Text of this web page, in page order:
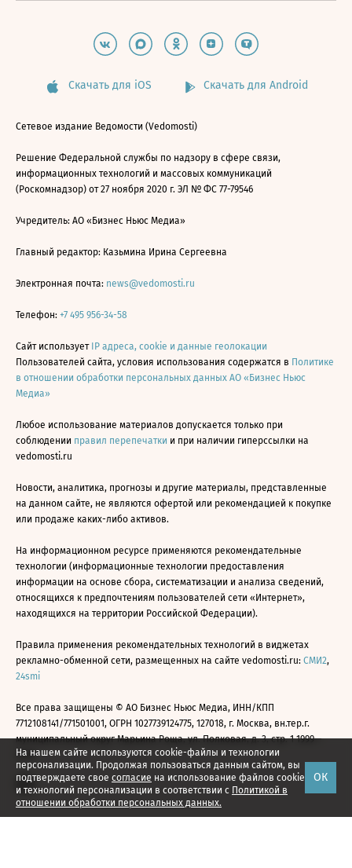
На нашем сайте используются cookie-файлы и технологии
персонализации. Продолжая пользоваться данным сайтом, вы
подтверждаете свое согласие на использование файлов cookie
и технологий персонализации в соответствии с Политикой в
отношении обработки персональных данных.
ОК
Скачать для iOS Скачать для Android
Сетевое издание Ведомости (Vedomosti)
Решение Федеральной службы по надзору в сфере связи,
информационных технологий и массовых коммуникаций
(Роскомнадзор) от 27 ноября 2020 г. ЭЛ № ФС 77-79546
Учредитель: АО «Бизнес Ньюс Медиа»
Главный редактор: Казьмина Ирина Сергеевна
Электронная почта: news@vedomosti.ru
Телефон: +7 495 956-34-58
Сайт использует IP адреса, cookie и данные геолокации
Пользователей сайта, условия использования содержатся в Политике
в отношении обработки персональных данных АО «Бизнес Ньюс
Медиа»
Любое использование материалов допускается только при
соблюдении правил перепечатки и при наличии гиперссылки на
vedomosti.ru
Новости, аналитика, прогнозы и другие материалы, представленные
на данном сайте, не являются офертой или рекомендацией к покупке
или продаже каких-либо активов.
На информационном ресурсе применяются рекомендательные
технологии (информационные технологии предоставления
информации на основе сбора, систематизации и анализа сведений,
относящихся к предпочтениям пользователей сети «Интернет»,
находящихся на территории Российской Федерации).
Правила применения рекомендательных технологий в виджетах
рекламно-обменной сети, размещенных на сайте vedomosti.ru: СМИ2,
24smi
Все права защищены © АО Бизнес Ньюс Медиа, ИНН/КПП
7712108141/771501001, ОГРН 1027739124775, 127018, г. Москва, вн.тер.г.
муниципальный округ Марьина Роща, ул. Полковая, д. 3, стр. 1 1999—
2026